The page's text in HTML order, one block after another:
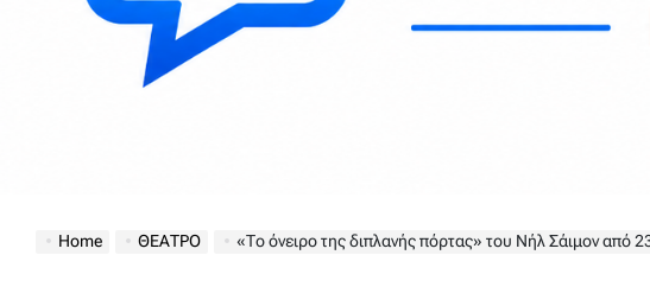
Home ΘΕΑΤΡΟ «Το όνειρο της διπλανής πόρτας» του Νήλ Σάιμον από 23